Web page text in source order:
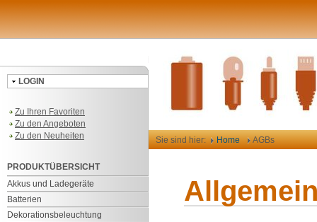
LOGIN
Zu Ihren Favoriten
Zu den Angeboten
Zu den Neuheiten
PRODUKTÜBERSICHT
Akkus und Ladegeräte
Batterien
Dekorationsbeleuchtung
Sie sind hier: Home AGBs